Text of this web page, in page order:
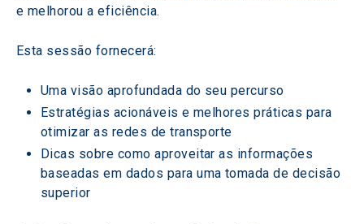
e melhorou a eficiência.
Esta sessão fornecerá:
Uma visão aprofundada do seu percurso
Estratégias acionáveis e melhores práticas para
otimizar as redes de transporte
Dicas sobre como aproveitar as informações
baseadas em dados para uma tomada de decisão
superior